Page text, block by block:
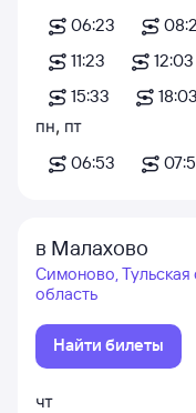
06:23
11:23
12:03
15:33
18:03
пн, пт
06:53
в Малахово
Симоново, Тульская
область
Найти билеты
чт